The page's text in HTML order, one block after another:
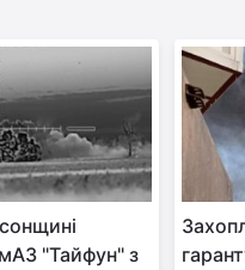
"Тайфун" з